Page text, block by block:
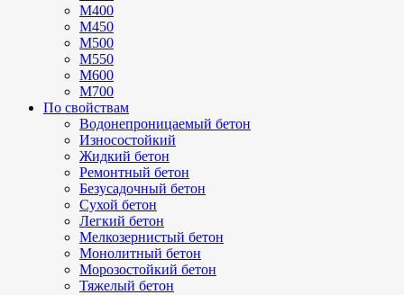
М400
М450
М500
М550
М600
М700
По свойствам
Водонепроницаемый бетон
Износостойкий
Жидкий бетон
Ремонтный бетон
Безусадочный бетон
Сухой бетон
Легкий бетон
Мелкозернистый бетон
Монолитный бетон
Морозостойкий бетон
Тяжелый бетон